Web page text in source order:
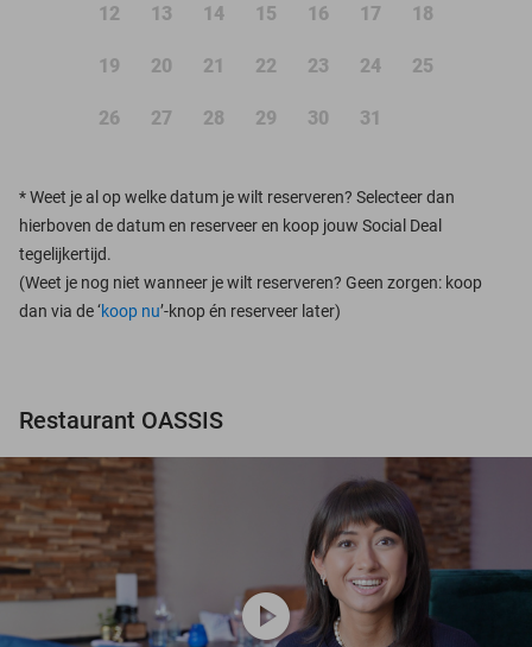
12 13 14 15 16 17 18
19 20 21 22 23 24 25
26 27 28 29 30 31
*Weet je al op welke datum je wilt reserveren? Selecteer dan
hierboven de datum en reserveer en koop jouw Social Deal
tegelijkertijd.
(Weet je nog niet wanneer je wilt reserveren? Geen zorgen: koop
dan via de ‘koop nu’-knop én reserveer later)
Restaurant OASSIS
play_circle